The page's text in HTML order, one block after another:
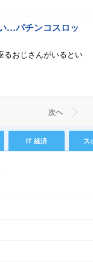
…パチンコスロッ
るおじさんがいるとい
次ヘ
IT 経済 ス